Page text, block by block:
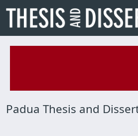
Padua Thesis and